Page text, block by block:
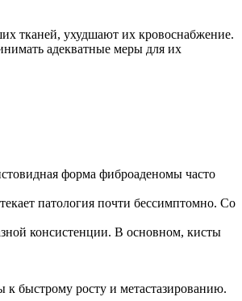
тканей, ухудшают их кровоснабжение.
адекватные меры для их
форма фиброаденомы часто
патология почти бессимптомно. Со
консистенции. В основном, кисты
быстрому росту и метастазированию.